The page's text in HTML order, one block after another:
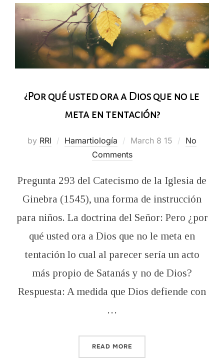
¿Por qué usted ora a Dios que no le
meta en tentación?
by RRI Hamartiología
Posted
on
March 8 15
No
Comments
Pregunta 293 del Catecismo de la Iglesia de
Ginebra (1545), una forma de instrucción
para niños. La doctrina del Señor: Pero ¿por
qué usted ora a Dios que no le meta en
tentación lo cual al parecer sería un acto
más propio de Satanás y no de Dios?
Respuesta: A medida que Dios defiende con
…
READ MORE